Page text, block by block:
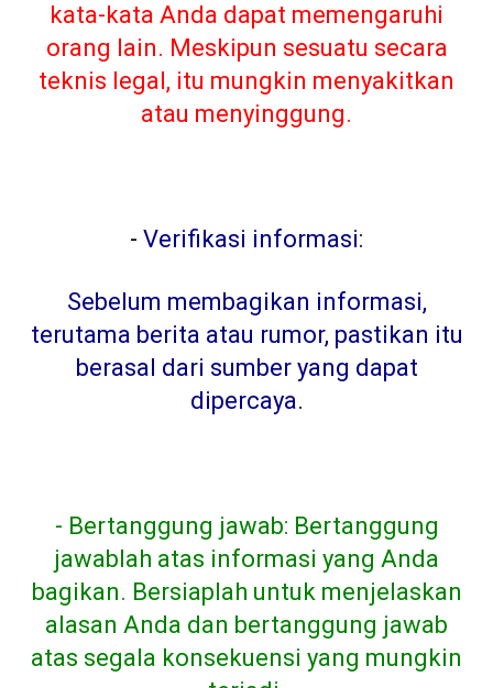
kata-kata Anda dapat memengaruhi
orang lain. Meskipun sesuatu secara
teknis legal, itu mungkin menyakitkan
atau menyinggung.
- Verifikasi informasi:
Sebelum membagikan informasi,
terutama berita atau rumor, pastikan itu
berasal dari sumber yang dapat
dipercaya.
- Bertanggung jawab: Bertanggung
jawablah atas informasi yang Anda
bagikan. Bersiaplah untuk menjelaskan
alasan Anda dan bertanggung jawab
atas segala konsekuensi yang mungkin